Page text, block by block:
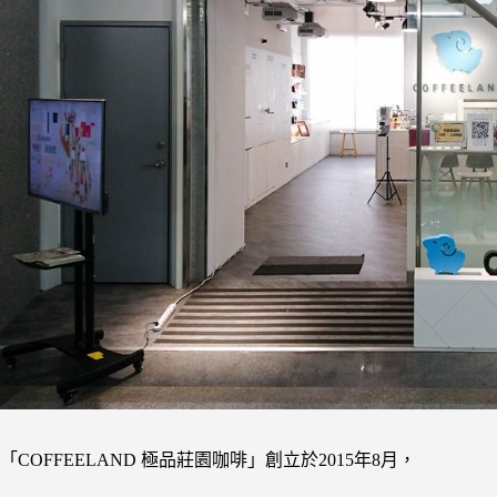
「COFFEELAND 極品莊園咖啡」創立於2015年8月，